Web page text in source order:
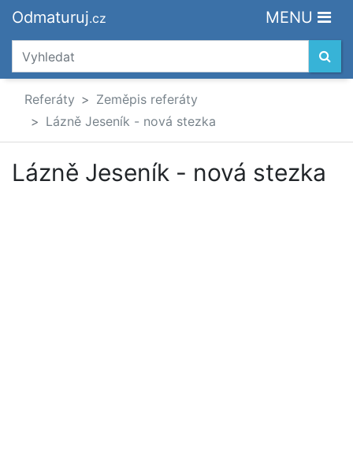
Odmaturuj.cz MENU
Referáty
Zeměpis referáty
Lázně Jeseník - nová stezka
Lázně Jeseník - nová stezka